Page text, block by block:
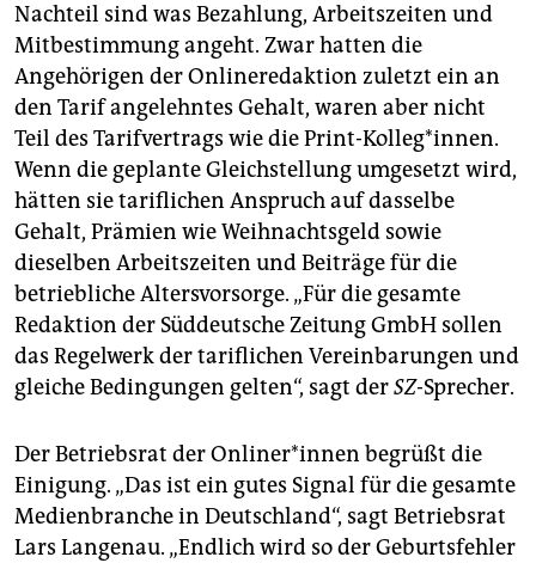
Nachteil sind was Bezahlung, Arbeitszeiten und
Mitbestimmung angeht. Zwar hatten die
Angehörigen der Onlineredaktion zuletzt ein an
den Tarif angelehntes Gehalt, waren aber nicht
Teil des Tarifvertrags wie die Print-Kolleg*innen.
Wenn die geplante Gleichstellung umgesetzt wird,
hätten sie tariflichen Anspruch auf dasselbe
Gehalt, Prämien wie Weihnachtsgeld sowie
dieselben Arbeitszeiten und Beiträge für die
betriebliche Altersvorsorge. „Für die gesamte
Redaktion der Süddeutsche Zeitung GmbH sollen
das Regelwerk der tariflichen Vereinbarungen und
gleiche Bedingungen gelten“, sagt derSZ-Sprecher.
Der Betriebsrat der On­line­r*in­nen begrüßt die
Einigung. „Das ist ein gutes Signal für die gesamte
Medienbranche in Deutschland“, sagt Betriebsrat
Lars Langenau. „Endlich wird so der Geburtsfehler